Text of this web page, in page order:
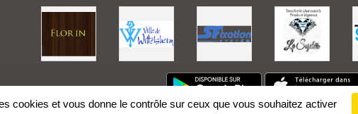
cookies et vous donne le contrôle sur ceux que vous souhaitez activer